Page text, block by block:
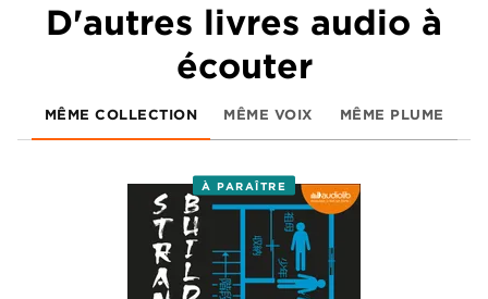
D'autres livres audio à
écouter
MÊME COLLECTION MÊME VOIX MÊME PLUME
À PARAÎTRE